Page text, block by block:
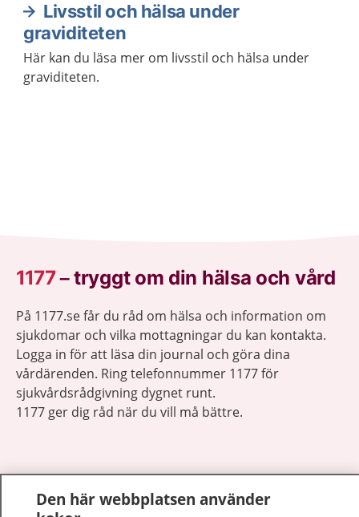
Livsstil och hälsa under
graviditeten
Här kan du läsa mer om livsstil och hälsa under
graviditeten.
1177–tryggt om din hälsa och vård
På 1177.se får du råd om hälsa och information om
sjukdomar och vilka mottagningar du kan kontakta.
Logga in för att läsa din journal och göra dina
vårdärenden. Ring telefonnummer 1177 för
sjukvårdsrådgivning dygnet runt.
1177 ger dig råd när du vill må bättre.
Den här webbplatsen använder